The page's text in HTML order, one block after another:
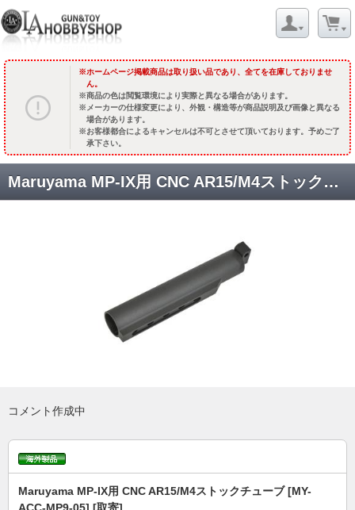
ホームページ掲載商品は取り扱い品であり、全てを在庫しておりませ
ん。
商品の色は閲覧環境により実際と異なる場合があります。
メーカーの仕様変更により、外観・構造等が商品説明及び画像と異なる
場合があります。
お客様都合によるキャンセルは不可とさせて頂いております。予めご了
承下さい。
Maruyama MP-IX用 CNC AR15/M4ストックチューブ [MY-ACC-MP9-05] [取寄]
コメント作成中
Maruyama MP-IX用 CNC AR15/M4ストックチューブ [MY-